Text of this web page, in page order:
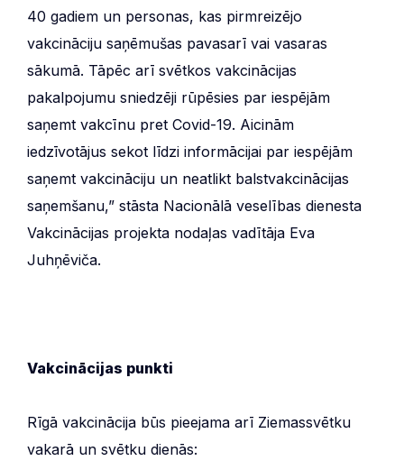
40 gadiem un personas, kas pirmreizējo
vakcināciju saņēmušas pavasarī vai vasaras
sākumā. Tāpēc arī svētkos vakcinācijas
pakalpojumu sniedzēji rūpēsies par iespējām
saņemt vakcīnu pret Covid-19. Aicinām
iedzīvotājus sekot līdzi informācijai par iespējām
saņemt vakcināciju un neatlikt balstvakcinācijas
saņemšanu,” stāsta Nacionālā veselības dienesta
Vakcinācijas projekta nodaļas vadītāja Eva
Juhņēviča.
Vakcinācijas punkti
Rīgā vakcinācija būs pieejama arī Ziemassvētku
vakarā un svētku dienās: